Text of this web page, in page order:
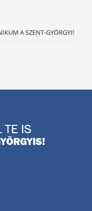
A SZENT-GYÖRGYI!